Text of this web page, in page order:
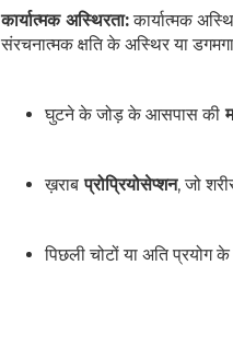
कार्यात्मक अस्थिरता:कार्यात्मक
संरचनात्मक क्षति के अस्थिर या
घुटने के जोड़ के आसपास की
ख़राब प्रोप्रियोसेप्शन, जो
पिछली चोटों या अति प्रयोग